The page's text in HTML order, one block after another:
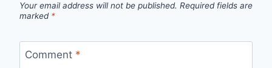
Your email address will not be published. Required fields are
marked *
Comment *